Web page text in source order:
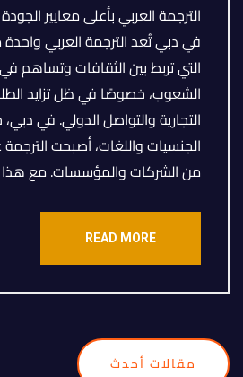
الترجمة العربي بأعلى معايير
في دبي تُعد الترجمة العربي
التي تربط بين الثقافات وتساهم في
الشعوب، خصوصًا في ظل تزايد
التجارية والتواصل الدولي. في
الجنسيات واللغات، أصبحت
من الشركات والمؤسسات. مع
READ MORE
مقالات أحدث